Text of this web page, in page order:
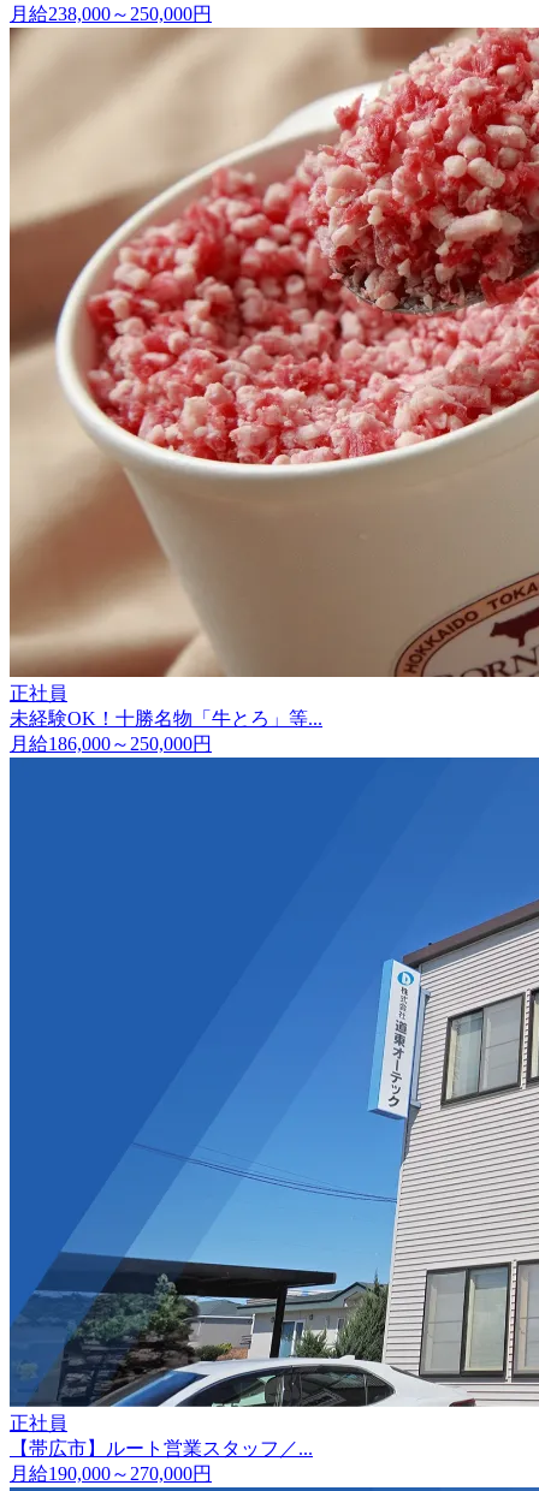
月給238,000～250,000円
正社員
未経験OK！十勝名物「牛とろ」等...
月給186,000～250,000円
正社員
【帯広市】ルート営業スタッフ／...
月給190,000～270,000円